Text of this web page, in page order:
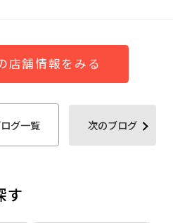
店舗情報をみる
グ一覧 次のブログ
す